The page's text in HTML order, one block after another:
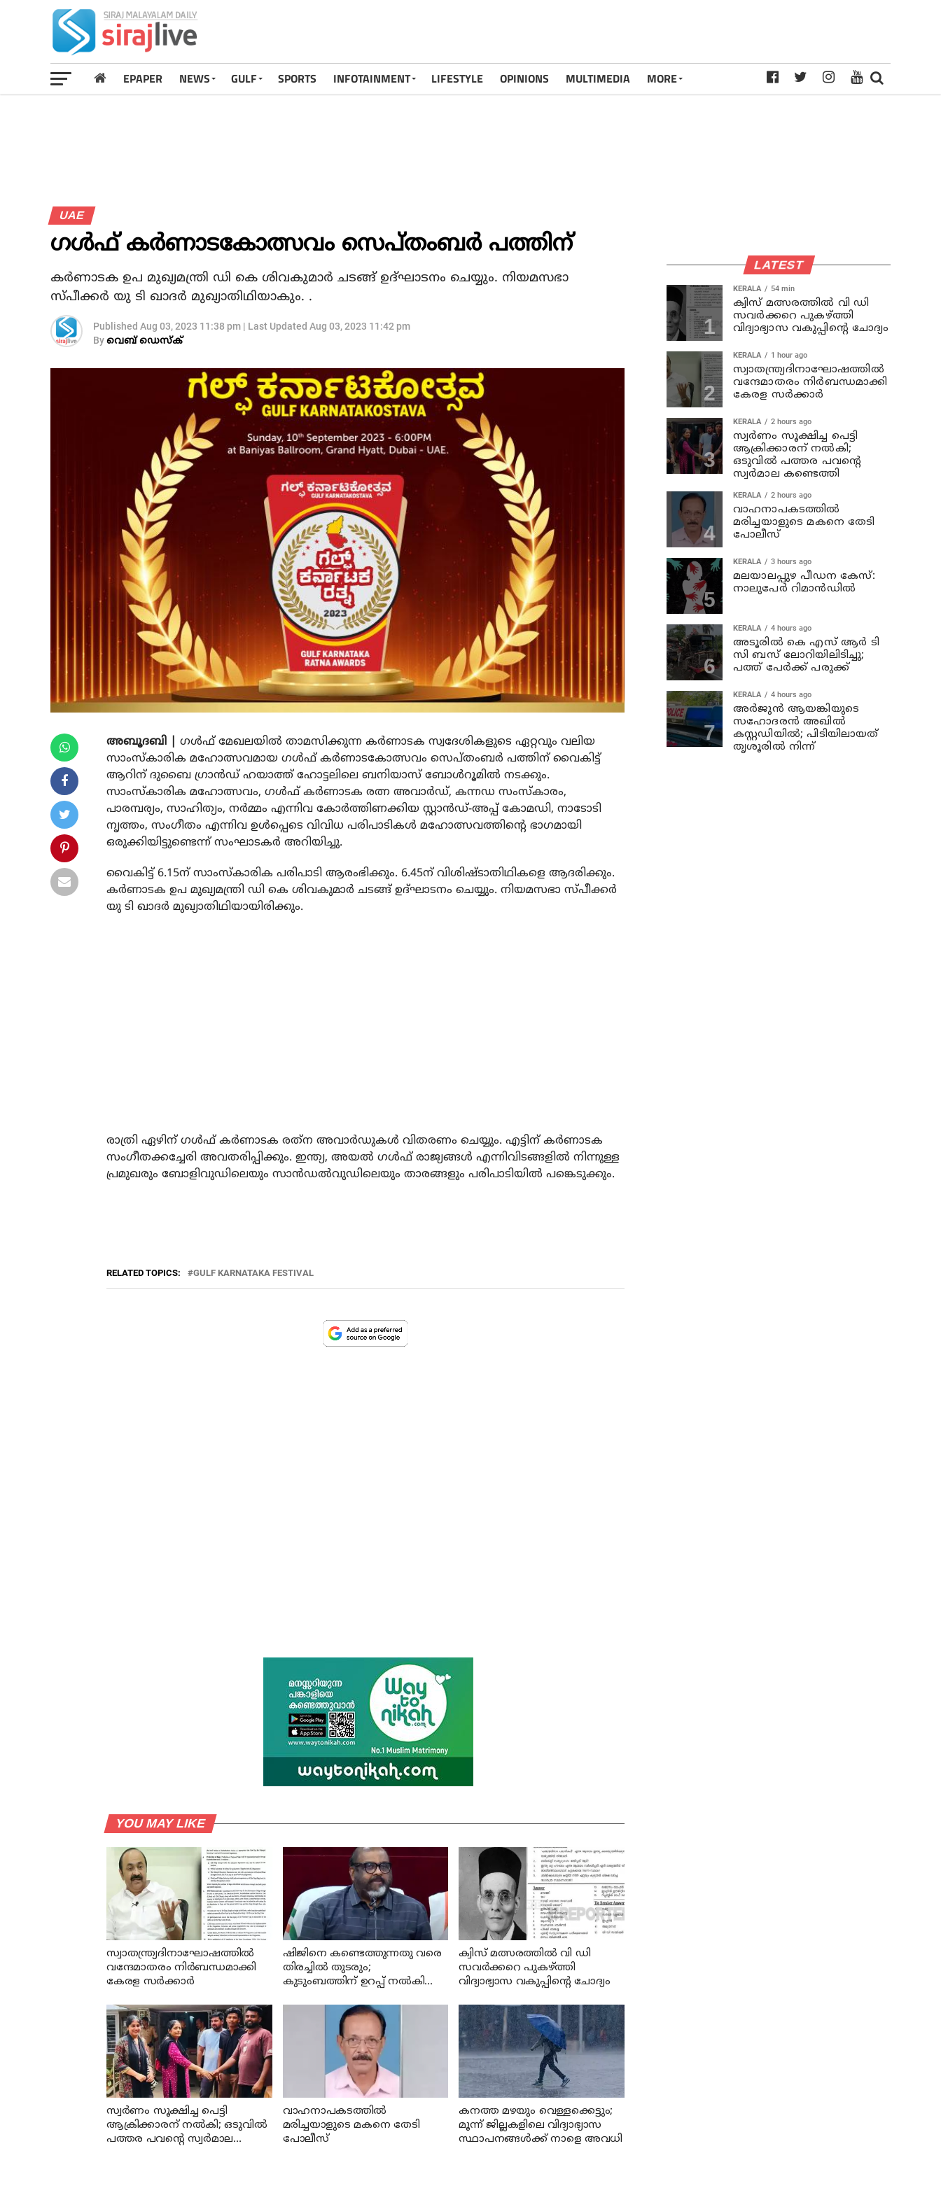
EPAPER NEWS GULF SPORTS INFOTAINMENT LIFESTYLE OPINIONS MULTIMEDIA MORE
UAE
ഗള്‍ഫ് കര്‍ണാടകോത്സവം സെപ്തംബര്‍ പത്തിന്
കര്‍ണാടക ഉപ മുഖ്യമന്ത്രി ഡി കെ ശിവകുമാര്‍ ചടങ്ങ് ഉദ്ഘാടനം ചെയ്യും. നിയമസഭാ
സ്പീക്കര്‍ യു ടി ഖാദര്‍ മുഖ്യാതിഥിയാകും. .
Published Aug 03, 2023 11:38 pm | Last Updated Aug 03, 2023 11:42 pm
Byവെബ് ഡെസ്‌ക്
അബൂദബി |
ഗള്‍ഫ് മേഖലയില്‍ താമസിക്കുന്ന കര്‍ണാടക സ്വദേശികളുടെ ഏറ്റവും വലിയ
സാംസ്‌കാരിക മഹോത്സവമായ ഗള്‍ഫ് കര്‍ണാടകോത്സവം സെപ്തംബര്‍ പത്തിന് വൈകിട്ട്
ആറിന് ദുബൈ ഗ്രാന്‍ഡ് ഹയാത്ത് ഹോട്ടലിലെ ബനിയാസ് ബോള്‍റൂമില്‍ നടക്കും.
സാംസ്‌കാരിക മഹോത്സവം, ഗള്‍ഫ് കര്‍ണാടക രത്ന അവാര്‍ഡ്, കന്നഡ സംസ്‌കാരം,
പാരമ്പര്യം, സാഹിത്യം, നര്‍മ്മം എന്നിവ കോര്‍ത്തിണക്കിയ സ്റ്റാന്‍ഡ്-അപ്പ് കോമഡി, നാടോടി
നൃത്തം, സംഗീതം എന്നിവ ഉള്‍പ്പെടെ വിവിധ പരിപാടികള്‍ മഹോത്സവത്തിന്റെ ഭാഗമായി
ഒരുക്കിയിട്ടുണ്ടെന്ന് സംഘാടകര്‍ അറിയിച്ചു.
വൈകിട്ട് 6.15ന് സാംസ്‌കാരിക പരിപാടി ആരംഭിക്കും. 6.45ന് വിശിഷ്ടാതിഥികളെ ആദരിക്കും.
കര്‍ണാടക ഉപ മുഖ്യമന്ത്രി ഡി കെ ശിവകുമാര്‍ ചടങ്ങ് ഉദ്ഘാടനം ചെയ്യും. നിയമസഭാ സ്പീക്കര്‍
യു ടി ഖാദര്‍ മുഖ്യാതിഥിയായിരിക്കും.
രാത്രി ഏഴിന് ഗള്‍ഫ് കര്‍ണാടക രത്‌ന അവാര്‍ഡുകള്‍ വിതരണം ചെയ്യും. എട്ടിന് കര്‍ണാടക
സംഗീതക്കച്ചേരി അവതരിപ്പിക്കും. ഇന്ത്യ, അയല്‍ ഗള്‍ഫ് രാജ്യങ്ങള്‍ എന്നിവിടങ്ങളില്‍ നിന്നുള്ള
പ്രമുഖരും ബോളിവുഡിലെയും സാന്‍ഡല്‍വുഡിലെയും താരങ്ങളും പരിപാടിയില്‍ പങ്കെടുക്കും.
RELATED TOPICS: GULF KARNATAKA FESTIVAL
YOU MAY LIKE
സ്വാതന്ത്ര്യദിനാഘോഷത്തില്‍
വന്ദേമാതരം നിര്‍ബന്ധമാക്കി
കേരള സര്‍ക്കാര്‍
ഷിജിനെ കണ്ടെത്തുന്നതു വരെ
തിരച്ചില്‍ തുടരും;
കുടുംബത്തിന് ഉറപ്പ് നല്‍കി
ക്വിസ് മത്സരത്തില്‍ വി ഡി
സവര്‍ക്കറെ പുകഴ്ത്തി
വിദ്യാഭ്യാസ വകുപ്പിന്റെ ചോദ്യം
സ്വര്‍ണം സൂക്ഷിച്ച പെട്ടി
ആക്രിക്കാരന് നല്‍കി; ഒടുവില്‍
പത്തര പവന്റെ സ്വര്‍മാല
വാഹനാപകടത്തില്‍
മരിച്ചയാളുടെ മകനെ തേടി
പോലീസ്
കനത്ത മഴയും വെള്ളക്കെട്ടും;
മൂന്ന്‌ ജില്ലകളിലെ വിദ്യാഭ്യാസ
സ്ഥാപനങ്ങള്‍ക്ക് നാളെ അവധി
LATEST
KERALA 54 min
ക്വിസ് മത്സരത്തില്‍ വി ഡി
സവര്‍ക്കറെ പുകഴ്ത്തി
വിദ്യാഭ്യാസ വകുപ്പിന്റെ ചോദ്യം
KERALA 1 hour ago
സ്വാതന്ത്ര്യദിനാഘോഷത്തില്‍
വന്ദേമാതരം നിര്‍ബന്ധമാക്കി
കേരള സര്‍ക്കാര്‍
KERALA 2 hours ago
സ്വര്‍ണം സൂക്ഷിച്ച പെട്ടി
ആക്രിക്കാരന് നല്‍കി;
ഒടുവില്‍ പത്തര പവന്റെ
സ്വര്‍മാല കണ്ടെത്തി
KERALA 2 hours ago
വാഹനാപകടത്തില്‍
മരിച്ചയാളുടെ മകനെ തേടി
പോലീസ്
KERALA 3 hours ago
മലയാലപ്പുഴ പീഡന കേസ്:
നാലുപേര്‍ റിമാന്‍ഡില്‍
KERALA 4 hours ago
അടൂരില്‍ കെ എസ് ആര്‍ ടി
സി ബസ് ലോറിയിലിടിച്ചു;
പത്ത് പേര്‍ക്ക് പരുക്ക്
KERALA 4 hours ago
അര്‍ജുന്‍ ആയങ്കിയുടെ
സഹോദരന്‍ അഖില്‍
കസ്റ്റഡിയില്‍; പിടിയിലായത്
തൃശൂരില്‍ നിന്ന്